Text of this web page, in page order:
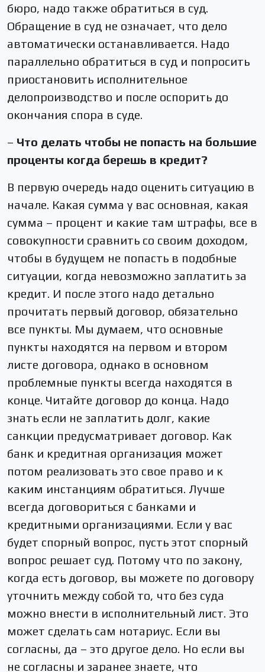
бюро, надо также обратиться в суд.
Обращение в суд не означает, что дело
автоматически останавливается. Надо
параллельно обратиться в суд и попросить
приостановить исполнительное
делопроизводство и после оспорить до
окончания спора в суде.
– Что делать чтобы не попасть на большие
проценты когда берешь в кредит?
В первую очередь надо оценить ситуацию в
начале. Какая сумма у вас основная, какая
сумма – процент и какие там штрафы, все в
совокупности сравнить со своим доходом,
чтобы в будущем не попасть в подобные
ситуации, когда невозможно заплатить за
кредит. И после этого надо детально
прочитать первый договор, обязательно
все пункты. Мы думаем, что основные
пункты находятся на первом и втором
листе договора, однако в основном
проблемные пункты всегда находятся в
конце. Читайте договор до конца. Надо
знать если не заплатить долг, какие
санкции предусматривает договор. Как
банк и кредитная организация может
потом реализовать это свое право и к
каким инстанциям обратиться. Лучше
всегда договориться с банками и
кредитными организациями. Если у вас
будет спорный вопрос, пусть этот спорный
вопрос решает суд. Потому что по закону,
когда есть договор, вы можете по договору
уточнить между собой то, что без суда
можно внести в исполнительный лист. Это
может сделать сам нотариус. Если вы
согласны, да – это другое дело. Но если вы
не согласны и заранее знаете, что